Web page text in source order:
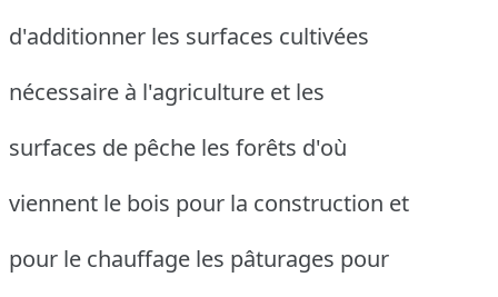
d'additionner les surfaces cultivées
nécessaire à l'agriculture et les
surfaces de pêche les forêts d'où
viennent le bois pour la construction et
pour le chauffage les pâturages pour